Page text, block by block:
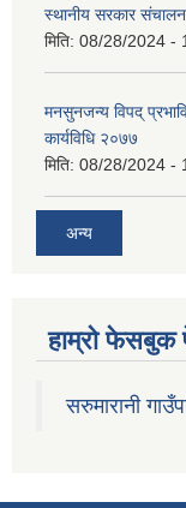
स्थानीय सरकार
मिति: 08/28/2024 -
मनसुनजन्य विपद्
कार्यविधि २०७७
मिति: 08/28/2024 -
अन्य
हाम्राे फेसबुक
सरुमारानी